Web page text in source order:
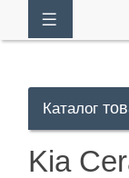
Каталог
Kia